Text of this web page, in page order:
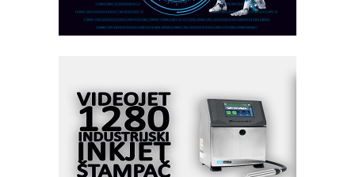
industrijsku automatizaciju
pionirskimmobile operator PANEL-OM
KIP KOP – napredna rešenja za
savremene industrijske i logističke
objekte
Alba d.o.o. – 35 godina preciznosti u
metrologiji i pametnim dozirnim
rešenjima